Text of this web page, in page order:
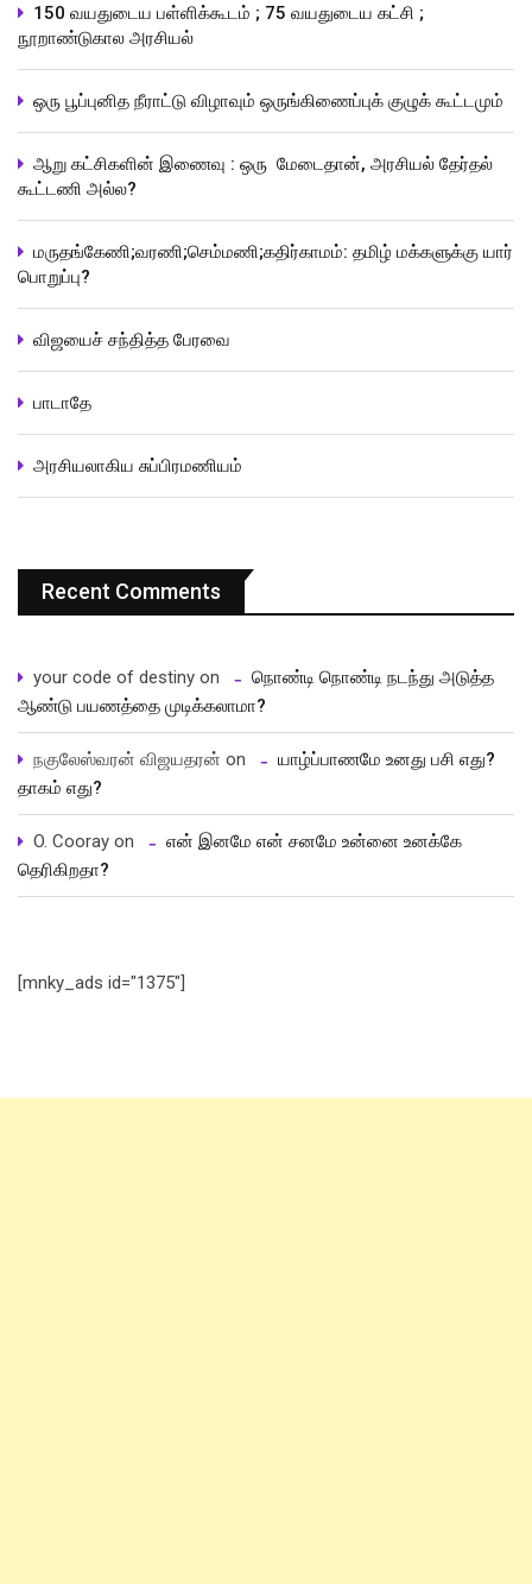
150 வயதுடைய பள்ளிக்கூடம் ; 75 வயதுடைய கட்சி ;
நூறாண்டுகால அரசியல்
ஒரு பூப்புனித நீராட்டு விழாவும் ஒருங்கிணைப்புக் குழுக் கூட்டமும்
ஆறு கட்சிகளின் இணைவு : ஒரு மேடைதான், அரசியல் தேர்தல்
கூட்டணி அல்ல?
மருதங்கேணி;வரணி;செம்மணி;கதிர்காமம்: தமிழ் மக்களுக்கு யார்
பொறுப்பு?
விஜயைச் சந்தித்த பேரவை
பாடாதே
அரசியலாகிய சுப்பிரமணியம்
Recent Comments
your code of destiny on
நொண்டி நொண்டி நடந்து அடுத்த
ஆண்டு பயணத்தை முடிக்கலாமா?
நகுலேஸ்வரன் விஜயதரன் on
யாழ்ப்பாணமே உனது பசி எது?
தாகம் எது?
O. Cooray on
என் இனமே என் சனமே உன்னை உனக்கே
தெரிகிறதா?
[mnky_ads id="1375"]